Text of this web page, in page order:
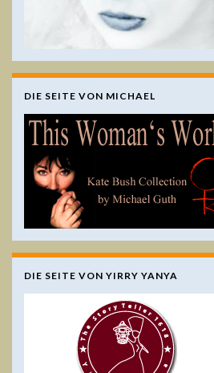
DIE SEITE VON MICHAEL
DIE SEITE VON YIRRY YANYA